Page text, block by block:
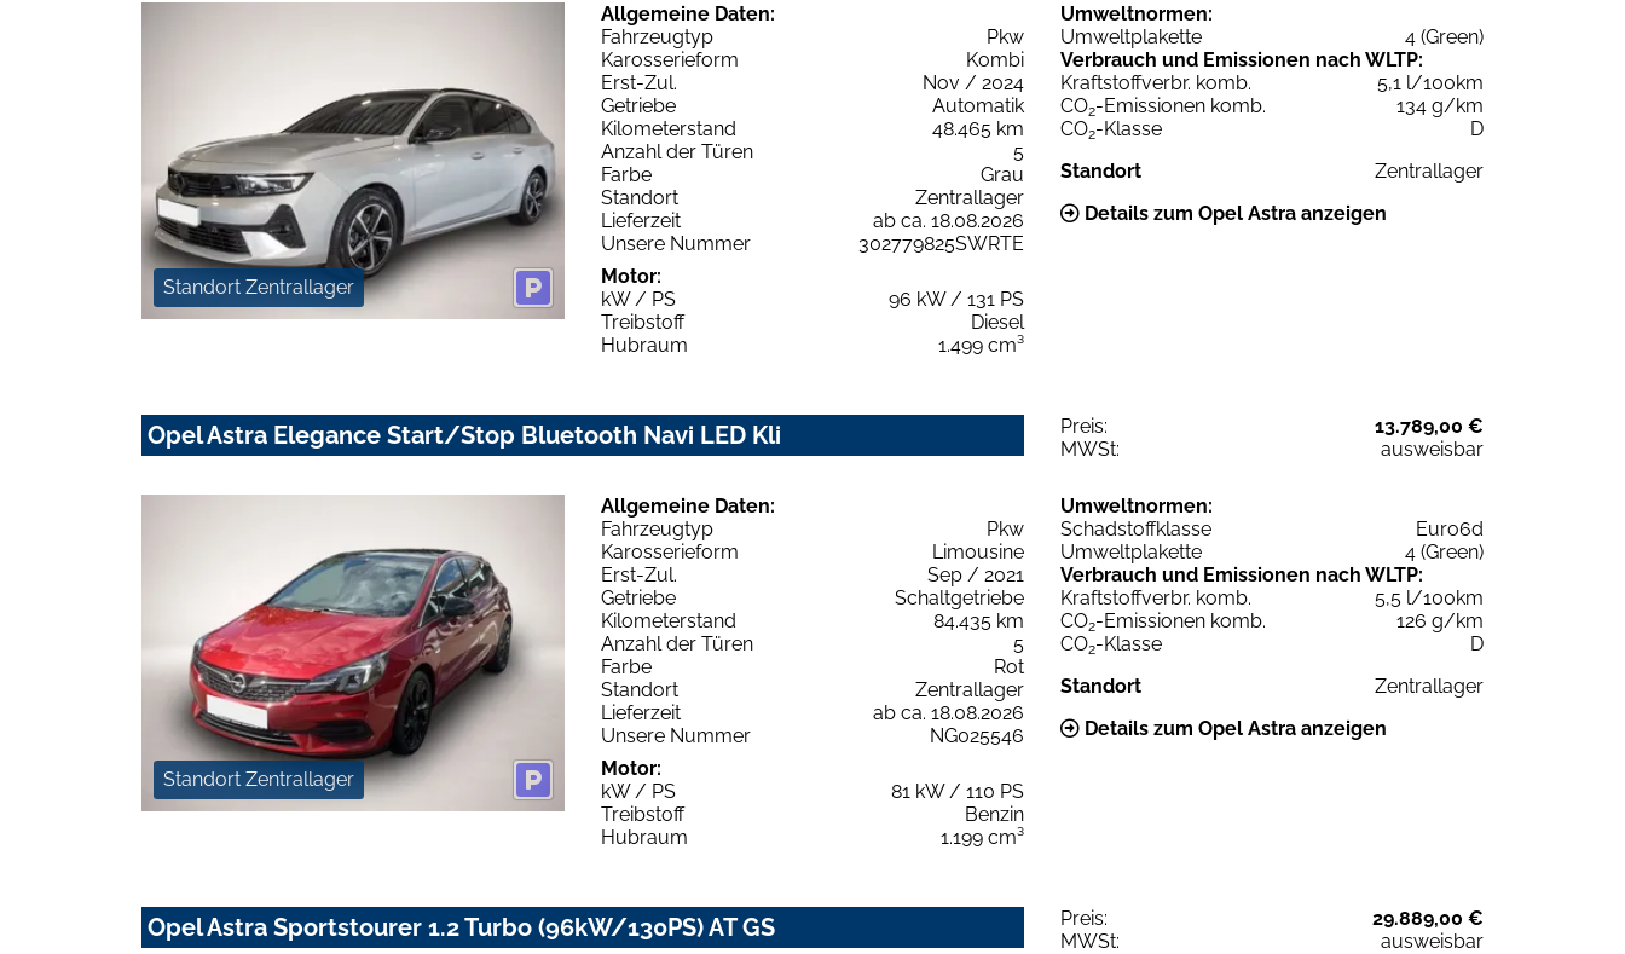
Standort Zentrallager
Allgemeine Daten:
Fahrzeugtyp
Pkw
Karosserieform
Kombi
Erst-Zul.
Nov / 2024
Getriebe
Automatik
Kilometerstand
48.465 km
Anzahl der Türen
5
Farbe
Grau
Standort
Zentrallager
Lieferzeit
ab ca. 18.08.2026
Unsere Nummer
302779825SWRTE
Motor:
kW / PS
96 kW / 131 PS
Treibstoff
Diesel
Hubraum
1.499 cm³
Umweltnormen:
Umweltplakette
4 (Green)
Verbrauch und Emissionen nach WLTP:
Kraftstoffverbr. komb.
5,1 l/100km
CO2-Emissionen komb.
134 g/km
CO2-Klasse
D
Standort
Zentrallager
Details zum Opel Astra anzeigen
Opel Astra Elegance Start/Stop Bluetooth Navi LED Kli Preis:
13.789,00 €
MWSt:
ausweisbar
Standort Zentrallager
Allgemeine Daten:
Fahrzeugtyp
Pkw
Karosserieform
Limousine
Erst-Zul.
Sep / 2021
Getriebe
Schaltgetriebe
Kilometerstand
84.435 km
Anzahl der Türen
5
Farbe
Rot
Standort
Zentrallager
Lieferzeit
ab ca. 18.08.2026
Unsere Nummer
NG025546
Motor:
kW / PS
81 kW / 110 PS
Treibstoff
Benzin
Hubraum
1.199 cm³
Umweltnormen:
Schadstoffklasse
Euro6d
Umweltplakette
4 (Green)
Verbrauch und Emissionen nach WLTP:
Kraftstoffverbr. komb.
5,5 l/100km
CO2-Emissionen komb.
126 g/km
CO2-Klasse
D
Standort
Zentrallager
Details zum Opel Astra anzeigen
Opel Astra Sportstourer 1.2 Turbo (96kW/130PS) AT GS Preis:
29.889,00 €
MWSt:
ausweisbar